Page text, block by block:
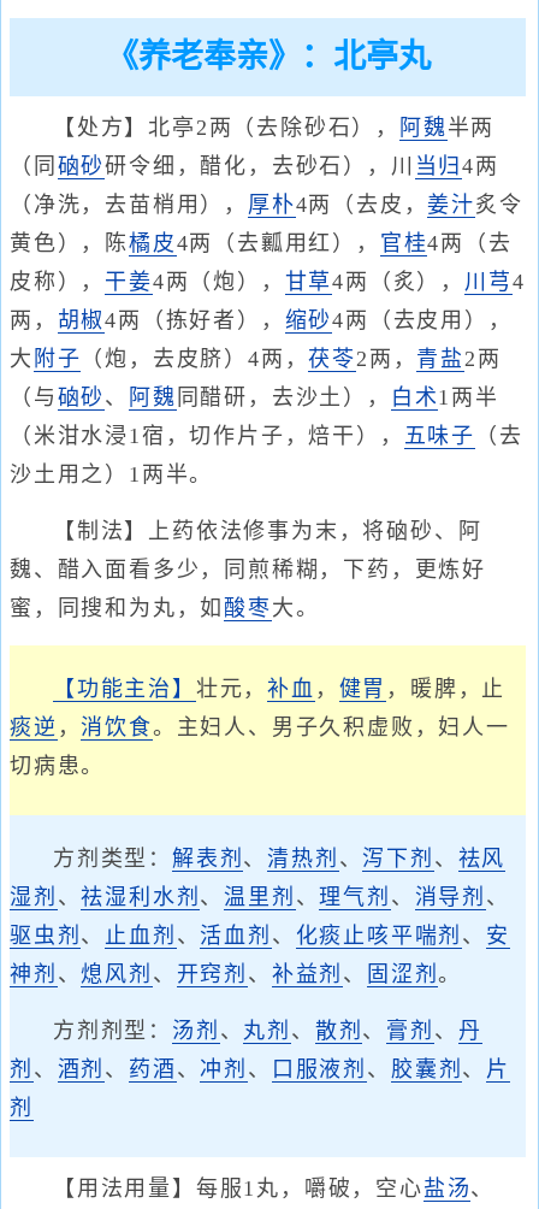
《养老奉亲》：北亭丸
【处方】北亭2两（去除砂石）， 阿魏半两
（同 硇砂研令细，醋化，去砂石），川 当归4两
（净洗，去苗梢用）， 厚朴4两（去皮，姜汁炙令
黄色），陈橘皮4两（去瓤用红）， 官桂4两（去
皮称）， 干姜4两（炮）， 甘草4两（炙）， 川芎4
两， 胡椒4两（拣好者）， 缩砂4两（去皮用），
大 附子 （炮，去皮脐）4两，茯苓2两， 青盐2两
（与 硇砂 、 阿魏 同醋研，去沙土）， 白术1两半
（米泔水浸1宿，切作片子，焙干）， 五味子
（去
沙土用之）1两半。
【制法】上药依法修事为末，将硇砂、阿
魏、醋入面看多少，同煎稀糊，下药，更炼好
蜜，同搜和为丸，如 酸枣大。
【功能主治】 壮元，补血 ， 健胃 ，暖脾，止
痰逆 ，消饮食。主妇人、男子久积虚败，妇人一
切病患。
方剂类型： 解表剂 、清热剂 、 泻下剂 、 祛风
湿剂 、祛湿利水剂 、温里剂 、理气剂 、 消导剂 、
驱虫剂 、 止血剂 、 活血剂 、 化痰止咳平喘剂 、 安
神剂 、熄风剂 、 开窍剂 、 补益剂 、 固涩剂。
方剂剂型： 汤剂 、 丸剂 、 散剂 、 膏剂 、 丹
剂 、 酒剂 、 药酒 、 冲剂 、 口服液剂 、 胶囊剂 、 片
剂
【用法用量】每服1丸，嚼破，空心盐汤、